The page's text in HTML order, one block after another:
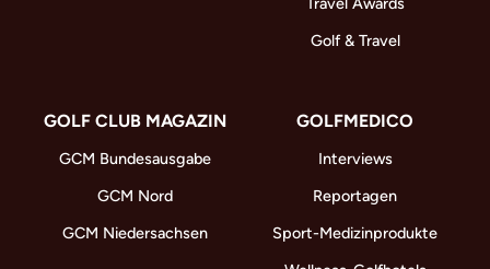
Golf & Travel
GOLF CLUB MAGAZIN
GCM Bundesausgabe
GCM Nord
GCM Niedersachsen
GOLFMEDICO
Interviews
Reportagen
Sport-Medizinprodukte